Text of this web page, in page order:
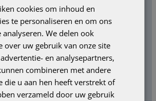
hier in voor onze
SCHRIJF JE IN!
cookies om inhoud en
te personaliseren en om ons
analyseren. We delen ook
over uw gebruik van onze site
en analysepartners,
combineren met andere
die u aan hen heeft verstrekt of
verzameld door uw gebruik